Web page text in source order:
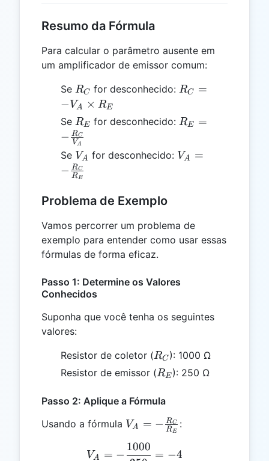
Resumo da Fórmula
Para calcular o parâmetro ausente em
um amplificador de emissor comum:
Se R_C
RC for desconhecido:R_C
V_A
\times
RC
=
− VA × RE
Se R_E
RE for desconhecido:R_E = -
{V_A}
RE
=
−
VA
RC
Se V_A
VA for desconhecido: V_A = -
VA
=
− RE
RC
Problema de Exemplo
Vamos percorrer um problema de
exemplo para entender como usar essas
fórmulas de forma eficaz.
Passo 1: Determine os Valores
Conhecidos
Suponha que você tenha os seguintes
valores:
Resistor de coletor (R_C
RC ): 1000 Ω
Resistor de emissor (R_E
RE ): 250 Ω
Passo 2: Aplique a Fórmula
Usando a fórmula V_A = -
\frac{R_C}
{R_E}
VA = − RE
RC :
V_A = -\frac{1000}{250}
VA = −
1000
= −4